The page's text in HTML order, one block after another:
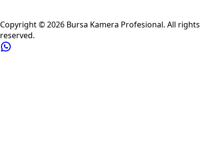
Copyright ©2026 Bursa Kamera Profesional. All rights
reserved.